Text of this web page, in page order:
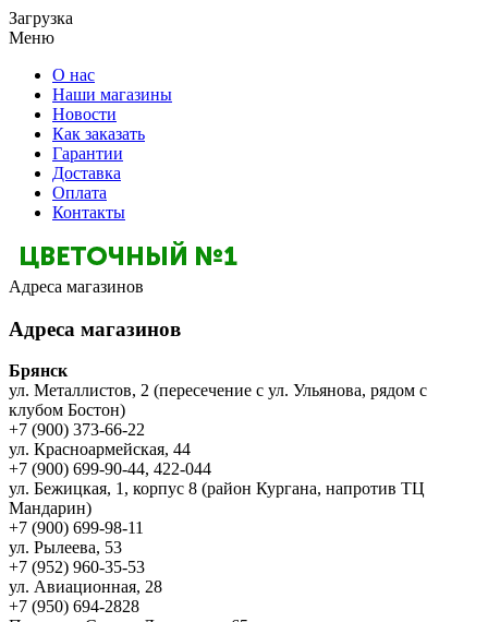
Загрузка
Меню
О нас
Наши магазины
Новости
Как заказать
Гарантии
Доставка
Оплата
Контакты
Адреса магазинов
Адреса магазинов
Брянск
ул. Металлистов, 2 (пересечение с ул. Ульянова, рядом с
клубом Бостон)
+7 (900) 373-66-22
ул. Красноармейская, 44
+7 (900) 699-90-44, 422-044
ул. Бежицкая, 1, корпус 8 (район Кургана, напротив ТЦ
Мандарин)
+7 (900) 699-98-11
ул. Рылеева, 53
+7 (952) 960-35-53
ул. Авиационная, 28
+7 (950) 694-2828